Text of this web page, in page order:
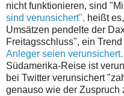
nicht funktionieren, sind
sind verunsichert", heißt
Umsätzen pendelte der
Freitagsschluss", ein
Anleger seien verunsichert.
Südamerika-Reise ist
bei Twitter verunsichert
genauso wie der Zuspruch